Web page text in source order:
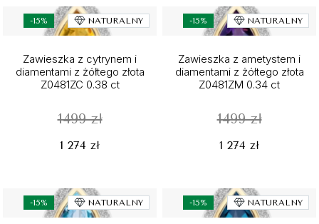
-15% NATURALNY
Zawieszka z cytrynem i
diamentami z żółtego złota
Z0481ZC 0.38 ct
1499 zł
1 274 zł
-15% NATURALNY
Zawieszka z ametystem i
diamentami z żółtego złota
Z0481ZM 0.34 ct
1499 zł
1 274 zł
-15% NATURALNY -15% NATURALNY